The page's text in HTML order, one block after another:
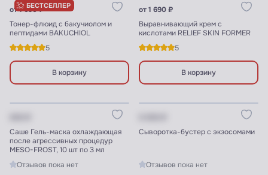
БЕСТСЕЛЛЕР
от 1 690 ₽
Тонер-флюид с бакучиолом и
пептидами BAKUCHIOL
5
В корзину
от 1 690 ₽
Выравнивающий крем с
кислотами RELIEF SKIN FORMER
5
В корзину
Саше Гель-маска охлаждающая
после агрессивных процедур
MESO-FROST, 10 шт по 3 мл
Отзывов пока нет
Сыворотка-бустер с экзосомами
Отзывов пока нет